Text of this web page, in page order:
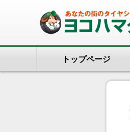
トップページ